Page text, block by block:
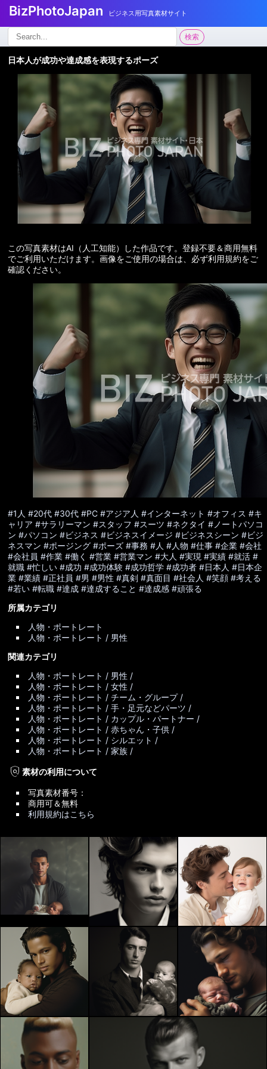
BizPhotoJapan ビジネス用写真素材サイト
検
索:
検索
日本人が成功や達成感を表現するポーズ
この写真素材はAI（人工知能）した作品です。登録不要＆商用無料
でご利用いただけます。画像をご使用の場合は、必ず利用規約をご
確認ください。
#1人 #20代 #30代 #PC #アジア人 #インターネット #オフィス #キ
ャリア #サラリーマン #スタッフ #スーツ #ネクタイ #ノートパソコ
ン #パソコン #ビジネス #ビジネスイメージ #ビジネスシーン #ビジ
ネスマン #ポージング #ポーズ #事務 #人 #人物 #仕事 #企業 #会社
#会社員 #作業 #働く #営業 #営業マン #大人 #実現 #実績 #就活 #
就職 #忙しい #成功 #成功体験 #成功哲学 #成功者 #日本人 #日本企
業 #業績 #正社員 #男 #男性 #真剣 #真面目 #社会人 #笑顔 #考える
#若い #転職 #達成 #達成すること #達成感 #頑張る
所属カテゴリ
人物・ポートレート
人物・ポートレート / 男性
関連カテゴリ
人物・ポートレート / 男性 /
人物・ポートレート / 女性 /
人物・ポートレート / チーム・グループ /
人物・ポートレート / 手・足元などパーツ /
人物・ポートレート / カップル・パートナー /
人物・ポートレート / 赤ちゃん・子供 /
人物・ポートレート / シルエット /
人物・ポートレート / 家族 /
policy素材の利用について
写真素材番号：
商用可＆無料
利用規約はこちら